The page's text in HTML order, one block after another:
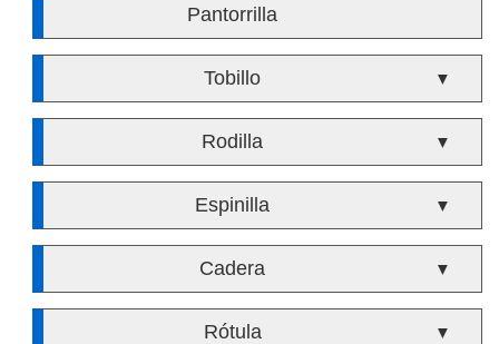
Pantorrilla
Tobillo ▼
Rodilla ▼
Espinilla ▼
Cadera ▼
Rótula ▼